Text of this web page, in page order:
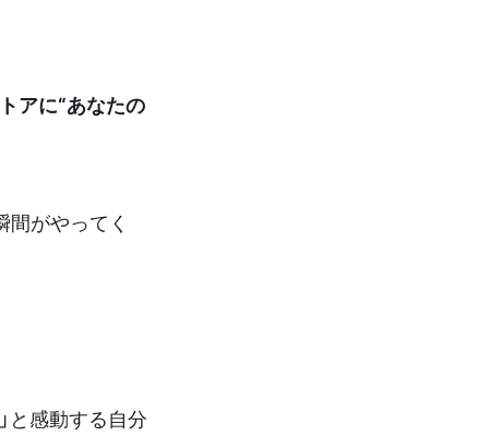
アに“あなたの
がやってく
と感動する自分